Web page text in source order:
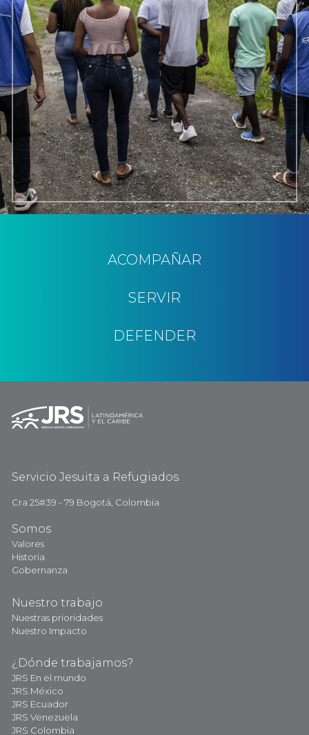
ACOMPAÑAR
SERVIR
DEFENDER
Servicio Jesuita a Refugiados
Cra 25#39 - 79 Bogotá, Colombia
Somos
Valores
Historia
Gobernanza
Nuestro trabajo
Nuestras prioridades
Nuestro Impacto
¿Dónde trabajamos?
JRS En el mundo
JRS México
JRS Ecuador
JRS Venezuela
JRS Colombia